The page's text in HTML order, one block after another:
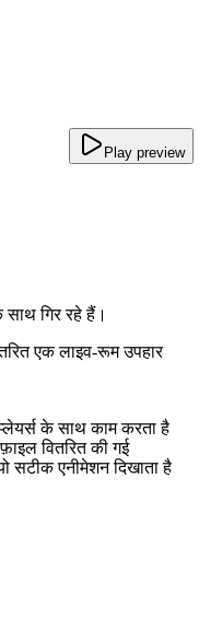
Play preview
गिर रहे हैं।
एक लाइव-रूम उपहार
के साथ काम करता है
वितरित की गई
सटीक एनीमेशन दिखाता है